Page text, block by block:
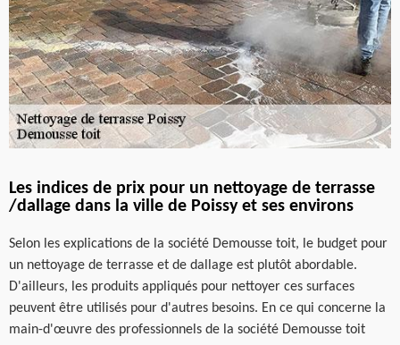
Les indices de prix pour un nettoyage de terrasse
/dallage dans la ville de Poissy et ses environs
Selon les explications de la société Demousse toit, le budget pour
un nettoyage de terrasse et de dallage est plutôt abordable.
D'ailleurs, les produits appliqués pour nettoyer ces surfaces
peuvent être utilisés pour d'autres besoins. En ce qui concerne la
main-d'œuvre des professionnels de la société Demousse toit